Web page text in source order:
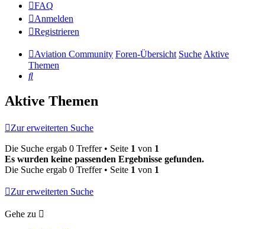
FAQ
Anmelden
Registrieren
Aviation Community Foren-Übersicht SucheAktive
Themen
Suche
Aktive Themen
Zur erweiterten Suche
Die Suche ergab 0 Treffer • Seite 1 von 1
Es wurden keine passenden Ergebnisse gefunden.
Die Suche ergab 0 Treffer • Seite 1 von 1
Zur erweiterten Suche
Gehe zu